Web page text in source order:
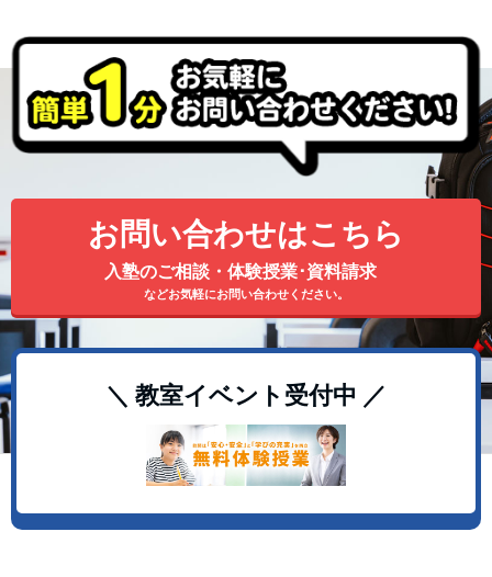
お問い合わせはこちら
入塾のご相談・体験授業･資料請求
などお気軽にお問い合わせください。
＼ 教室イベント受付中 ／